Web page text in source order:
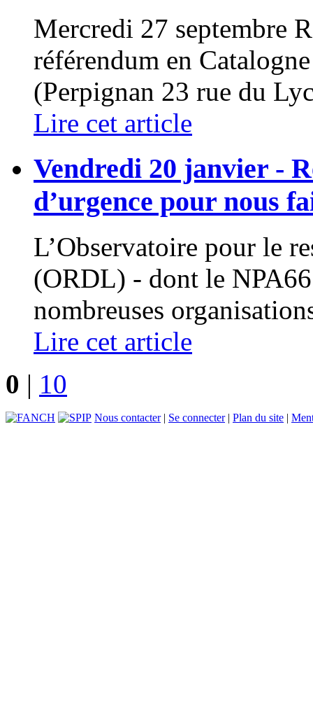
Mercredi 27 septembre
référendum en
(Perpignan 23 rue du
Lire cet article
Vendredi 20 janvier -
d’urgence pour nous
L’Observatoire pour le
(ORDL) - dont le
nombreuses
Lire cet article
0 | 10
Nous contacter| Se connecter| Plan du site |